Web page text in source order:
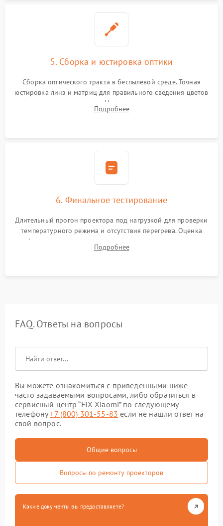
5. Сборка и юстировка оптики
Сборка оптического тракта в беспылевой среде. Точная
юстировка линз и матриц для правильного сведения цветов
и устранения размытия. Надежное подключение всех
шлейфов, установка датчиков и закрытие корпуса
Подробнее
6. Финальное тестирование
Длительный прогон проектора под нагрузкой для проверки
температурного режима и отсутствия перегрева. Оценка
фокуса, контрастности и цветопередачи на тестовых
таблицах. Проверка работы всех видеовходов и кнопок
Подробнее
FAQ. Ответы на вопросы
Вы можете ознакомиться с приведенными ниже
часто задаваемыми вопросами, либо обратиться в
сервисный центр “FIX-Xiaomi” по следующему
телефону+7 (800) 301-55-83 если не нашли ответ на
свой вопрос.
Общие вопросы
Вопросы по ремонту проекторов
Какие документы вы предоставляете?